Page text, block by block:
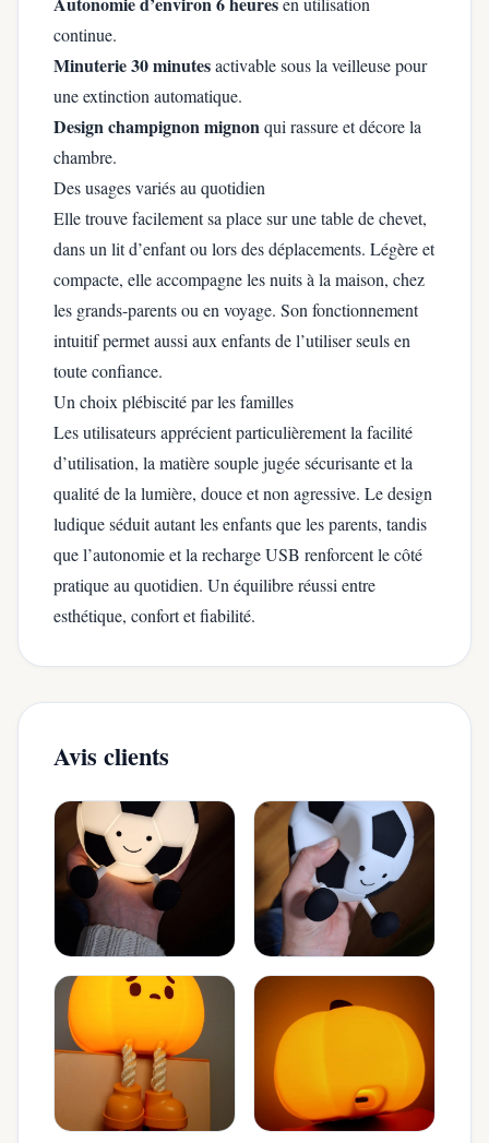
continue.
Minuterie 30 minutesactivable sous la veilleuse pour
une extinction automatique.
Design champignon mignonqui rassure et décore la
chambre.
Des usages variés au quotidien
Elle trouve facilement sa place sur une table de chevet,
dans un lit d’enfant ou lors des déplacements. Légère et
compacte, elle accompagne les nuits à la maison, chez
les grands-parents ou en voyage. Son fonctionnement
intuitif permet aussi aux enfants de l’utiliser seuls en
toute confiance.
Un choix plébiscité par les familles
Les utilisateurs apprécient particulièrement la facilité
d’utilisation, la matière souple jugée sécurisante et la
qualité de la lumière, douce et non agressive. Le design
ludique séduit autant les enfants que les parents, tandis
que l’autonomie et la recharge USB renforcent le côté
pratique au quotidien. Un équilibre réussi entre
esthétique, confort et fiabilité.
Avis clients